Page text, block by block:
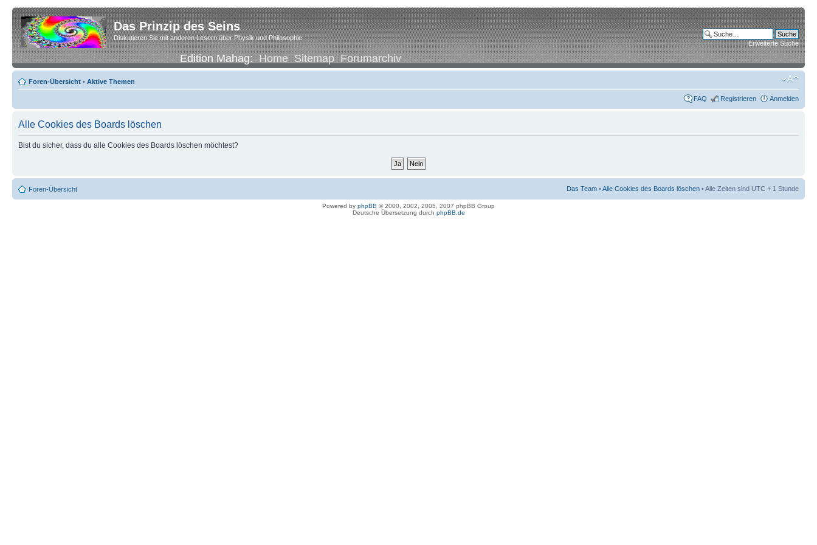
Das Prinzip des Seins
Diskutieren Sie mit anderen Lesern über Physik und Philosophie
Edition Mahag:Home Sitemap Forumarchiv
Erweiterte Suche
Foren-Übersicht • Aktive Themen
FAQ Registrieren Anmelden
Alle Cookies des Boards löschen
Bist du sicher, dass du alle Cookies des Boards löschen möchtest?
Foren-Übersicht Das Team •Alle Cookies des Boards löschen • Alle Zeiten sind UTC + 1 Stunde
Powered by phpBB © 2000, 2002, 2005, 2007 phpBB Group
Deutsche Übersetzung durch phpBB.de